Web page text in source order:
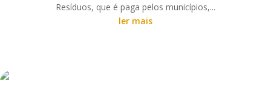
Resíduos, que é paga pelos municípios,...
ler mais